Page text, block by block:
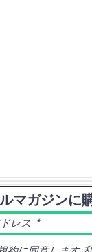
マガジンに